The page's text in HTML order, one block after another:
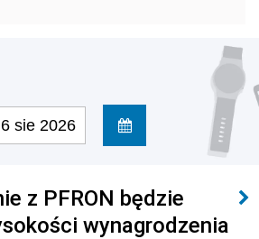
6 sie 2026
z PFRON będzie
wynagrodzenia